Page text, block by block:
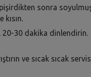
sonra
kısın.
20-30 dakika dinlendirin.
ve sıcak sıcak